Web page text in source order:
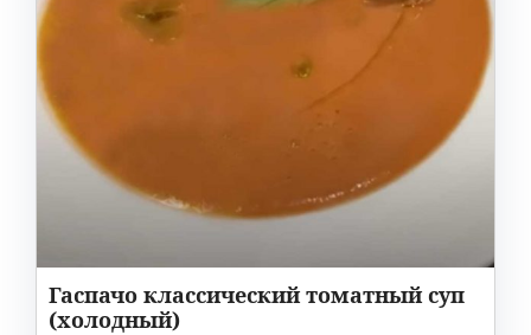
Гаспачо классический томатный суп
(холодный)